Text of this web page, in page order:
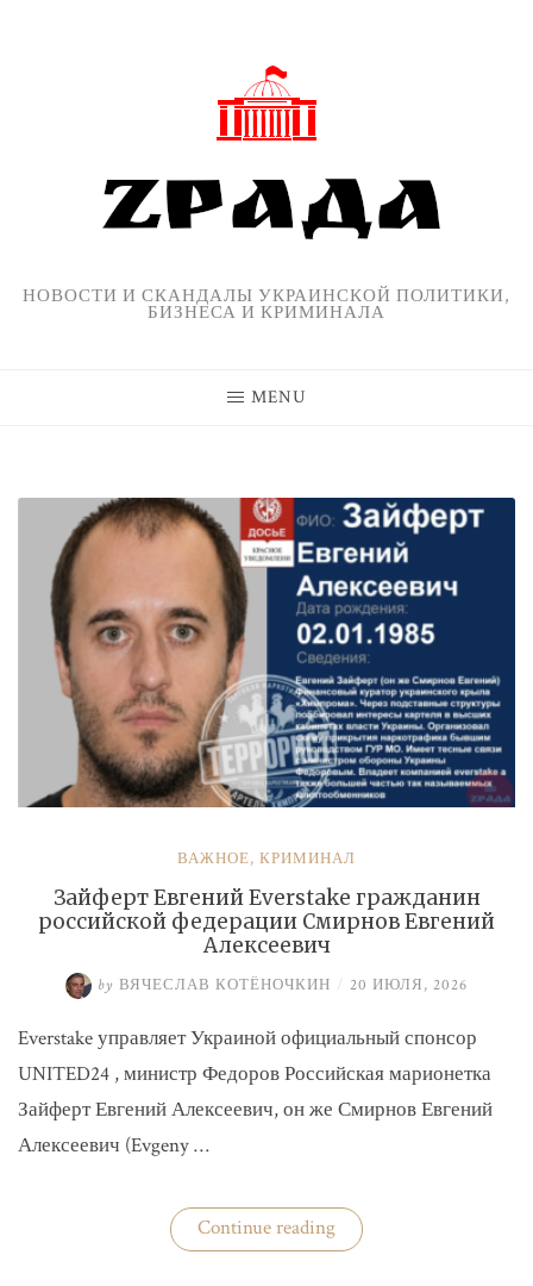
НОВОСТИ И СКАНДАЛЫ УКРАИНСКОЙ ПОЛИТИКИ,
БИЗНЕСА И КРИМИНАЛА
MENU
ВАЖНОЕ, КРИМИНАЛ
Зайферт Евгений Everstake гражданин
российской федерации Смирнов Евгений
Алексеевич
by ВЯЧЕСЛАВ КОТЁНОЧКИН / 20 ИЮЛЯ, 2026
Everstake управляет Украиной официальный спонсор
UNITED24 , министр Федоров Российская марионетка
Зайферт Евгений Алексеевич, он же Смирнов Евгений
Алексеевич (Evgeny …
Continue reading«Зайферт
Евгений